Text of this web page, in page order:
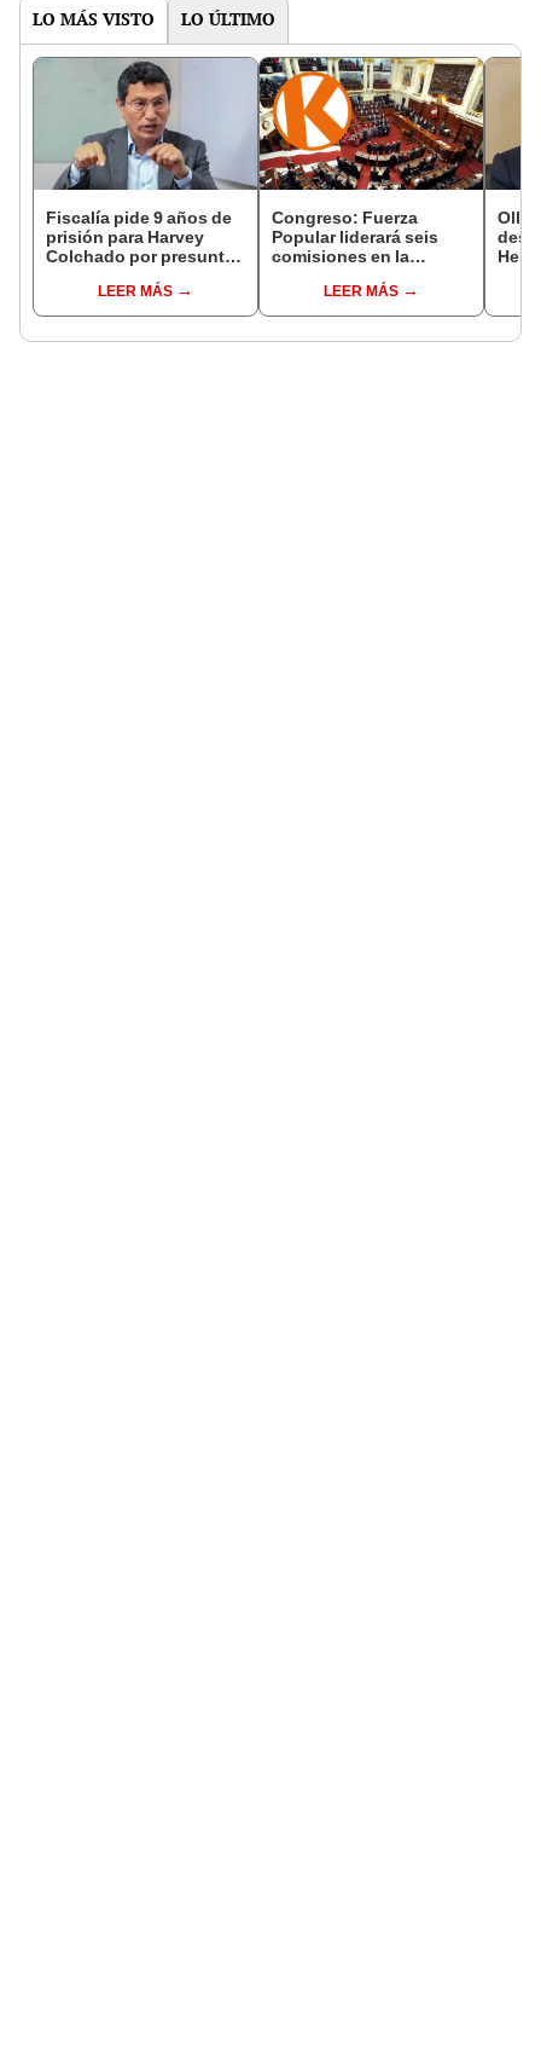
LO MÁS VISTO LO ÚLTIMO
Fiscalía pide 9 años de
prisión para Harvey
Colchado por presunta
incompatible y falsedad
ideológica
LEER MÁS
Congreso: Fuerza
Popular liderará seis
comisiones en la
LEER MÁS